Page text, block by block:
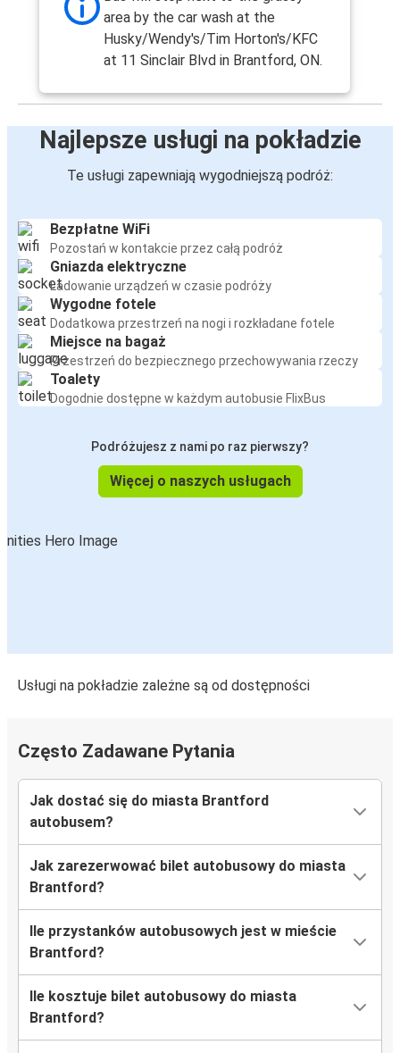
area by the car wash at the
Husky/Wendy's/Tim Horton's/KFC
at 11 Sinclair Blvd in Brantford, ON.
Najlepsze usługi na pokładzie
Te usługi zapewniają wygodniejszą podróż:
Bezpłatne WiFi
Pozostań w kontakcie przez całą podróż
Gniazda elektryczne
Ładowanie urządzeń w czasie podróży
Wygodne fotele
Dodatkowa przestrzeń na nogi i rozkładane fotele
Miejsce na bagaż
Przestrzeń do bezpiecznego przechowywania rzeczy
Toalety
Dogodnie dostępne w każdym autobusie FlixBus
Podróżujesz z nami po raz pierwszy?
Więcej o naszych usługach
Usługi na pokładzie zależne są od dostępności
Często Zadawane Pytania
Jak dostać się do miasta Brantford
autobusem?
Jak zarezerwować bilet autobusowy do miasta
Brantford?
Ile przystanków autobusowych jest w mieście
Brantford?
Ile kosztuje bilet autobusowy do miasta
Brantford?